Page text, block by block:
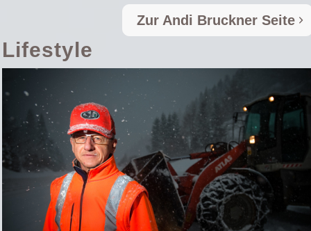
Zur Andi Bruckner Seite
Lifestyle